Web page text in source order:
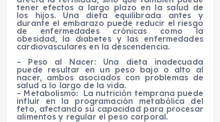
tener efectos a largo plazo en la salud de
los hijos. Una dieta equilibrada antes y
durante el embarazo puede reducir el riesgo
de enfermedades crónicas como la
obesidad, la diabetes y las enfermedades
cardiovasculares en la descendencia.
– Peso al Nacer: Una dieta inadecuada
puede resultar en un peso bajo o alto al
nacer, ambos asociados con problemas de
salud a lo largo de la vida.
– Metabolismo: La nutrición temprana puede
influir en la programación metabólica del
feto, afectando su capacidad para procesar
alimentos y regular el peso corporal.